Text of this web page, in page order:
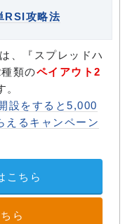
RSI攻略法
、『スプレッドハ
類のペイアウト2
設をすると5,000
えるキャンペーン
こちら
ら